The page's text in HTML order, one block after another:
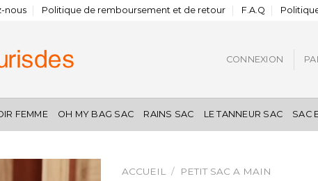
nous Politique de remboursement et de retour F.A.Q
CONNEXION
FEMME OH MY BAG SAC RAINS SAC LE TANNEUR SAC SAC
ACCUEIL / PETIT SAC A MAIN